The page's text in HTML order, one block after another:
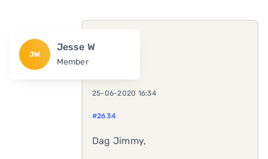
JW
Jesse W
Member
25-06-2020 16:34
#2634
Dag Jimmy,